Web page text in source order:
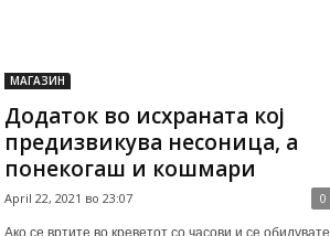
МАГАЗИН
Додаток во исхраната кој
предизвикува несоница, а
понекогаш и кошмари
April 22, 2021 во 23:07 0
Ако се вртите во креветот со часови и се обидувате